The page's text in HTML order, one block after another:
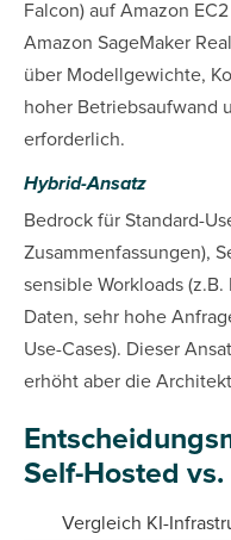
Falcon) auf Amazon
Amazon SageMaker
über Modellgewichte,
hoher Betriebsaufwand
erforderlich.
Hybrid-Ansatz
Bedrock für Standard-
Zusammenfassungen),
sensible Workloads
Daten, sehr hohe
Use-Cases). Dieser
erhöht aber die
Self-Hosted
Vergleich KI-